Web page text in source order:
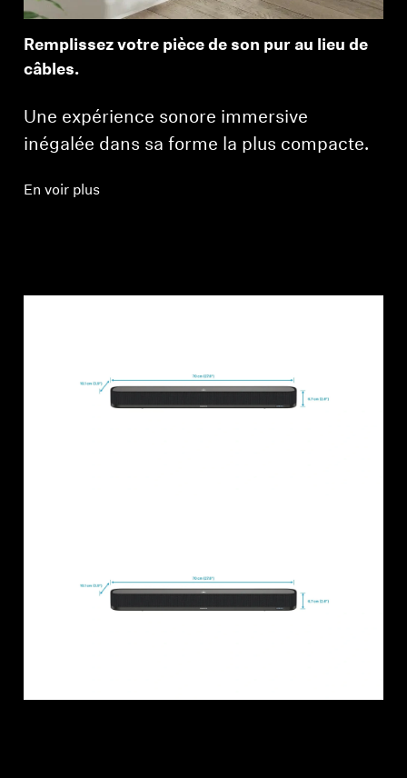
Remplissez votre pièce de son pur au lieu de
câbles.
Une expérience sonore immersive
inégalée dans sa forme la plus compacte.
En voir plus